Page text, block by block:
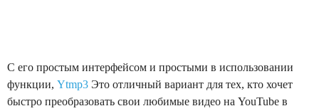
С его простым интерфейсом и простыми в использовании
функции, Ytmp3 Это отличный вариант для тех, кто хочет
быстро преобразовать свои любимые видео на YouTube в